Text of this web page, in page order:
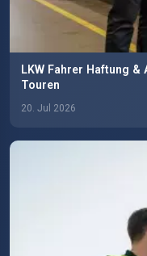
LKW Fahrer Haftung
Touren
20. Jul 2026